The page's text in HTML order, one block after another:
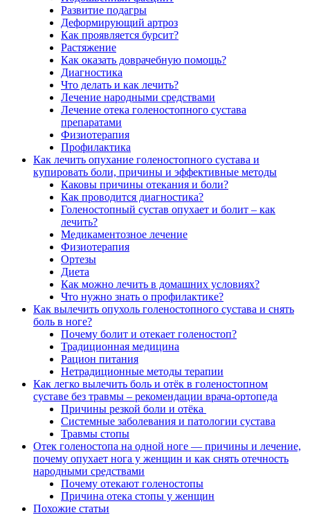
Развитие подагры
Деформирующий артроз
Как проявляется бурсит?
Растяжение
Как оказать доврачебную помощь?
Диагностика
Что делать и как лечить?
Лечение народными средствами
Лечение отека голеностопного сустава
препаратами
Физиотерапия
Профилактика
Как лечить опухание голеностопного сустава и
купировать боли, причины и эффективные методы
Каковы причины отекания и боли?
Как проводится диагностика?
Голеностопный сустав опухает и болит – как
лечить?
Медикаментозное лечение
Физиотерапия
Ортезы
Диета
Как можно лечить в домашних условиях?
Что нужно знать о профилактике?
Как вылечить опухоль голеностопного сустава и снять
боль в ноге?
Почему болит и отекает голеностоп?
Традиционная медицина
Рацион питания
Нетрадиционные методы терапии
Как легко вылечить боль и отёк в голеностопном
суставе без травмы – рекомендации врача‐ортопеда
Причины резкой боли и отёка
Системные заболевания и патологии сустава
Травмы стопы
Отек голеностопа на одной ноге — причины и лечение,
почему опухает нога у женщин и как снять отечность
народными средствами
Почему отекают голеностопы
Причина отека стопы у женщин
Похожие статьи